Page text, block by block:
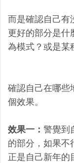
而是確認自己有
更好的部分是什
為模式？或是某
確認自己在哪些
個效果。
效果一： 警覺到
的部分，如果不
正是自己新年的